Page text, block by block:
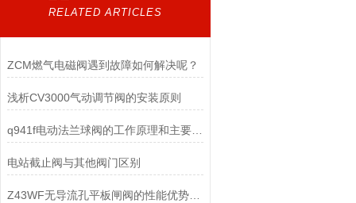
RELATED ARTICLES
ZCM燃气电磁阀遇到故障如何解决呢？
浅析CV3000气动调节阀的安装原则
q941f电动法兰球阀的工作原理和主要特点
电站截止阀与其他阀门区别
Z43WF无导流孔平板闸阀的性能优势：在苛刻环境中彰显价值